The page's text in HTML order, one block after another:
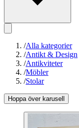
/Alla kategorier
/Antikt & Design
/Antikviteter
/Möbler
/Stolar
Hoppa över karusell